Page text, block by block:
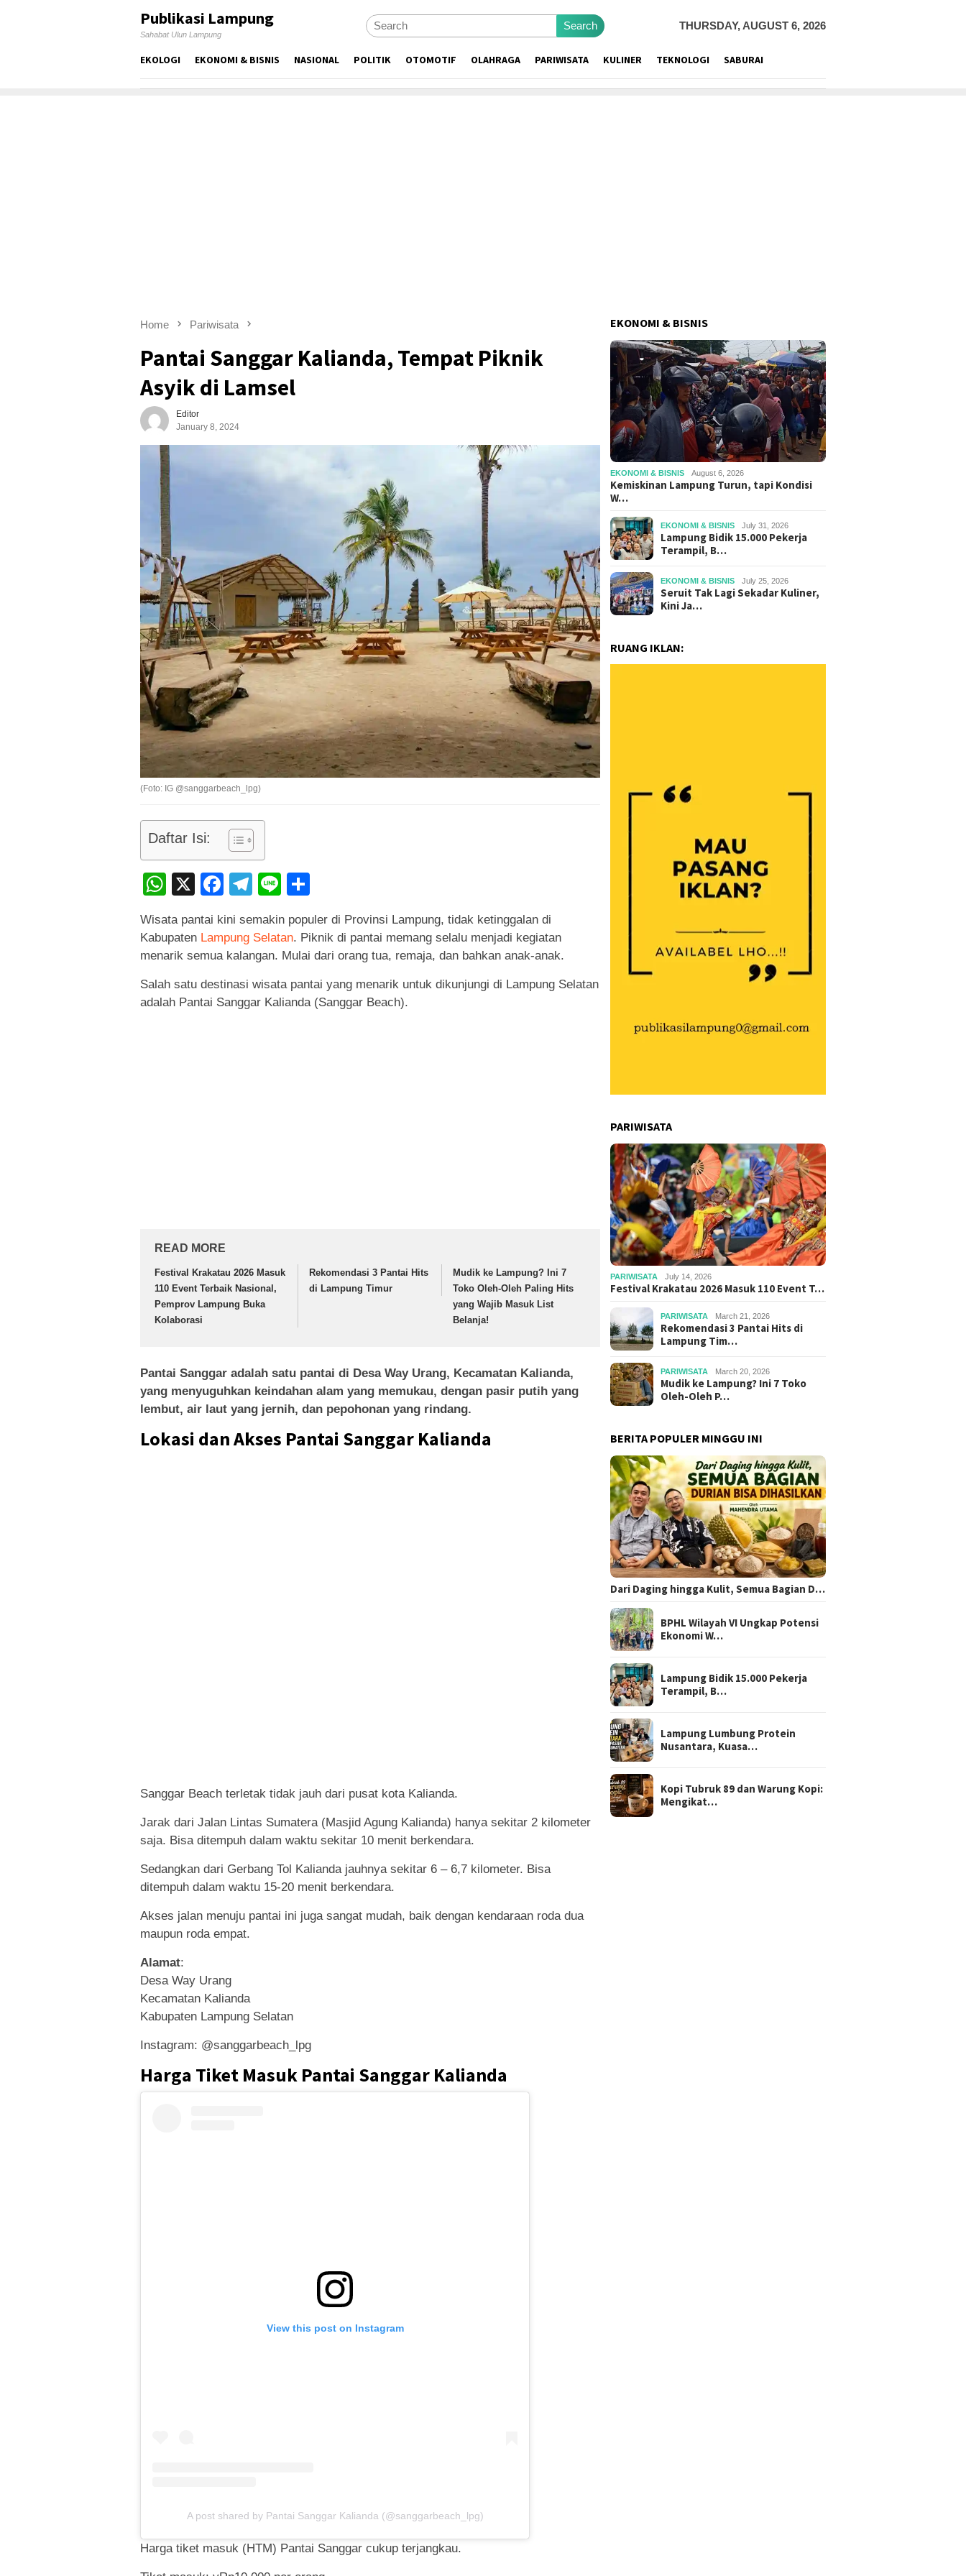
Publikasi Lampung
Sahabat Ulun Lampung
Search THURSDAY, AUGUST 6, 2026
EKOLOGI EKONOMI & BISNIS NASIONAL POLITIK OTOMOTIF OLAHRAGA PARIWISATA KULINER TEKNOLOGI SABURAI
Home Pariwisata
Pantai Sanggar Kalianda, Tempat Piknik
Asyik di Lamsel
Editor
January 8, 2024
(Foto: IG @sanggarbeach_lpg)
Daftar Isi:
WhatsApp
X Facebook
Telegram
Line
Wisata pantai kini semakin populer di Provinsi Lampung, tidak ketinggalan di
Kabupaten Lampung Selatan. Piknik di pantai memang selalu menjadi kegiatan
menarik semua kalangan. Mulai dari orang tua, remaja, dan bahkan anak-anak.
Salah satu destinasi wisata pantai yang menarik untuk dikunjungi di Lampung Selatan
adalah Pantai Sanggar Kalianda (Sanggar Beach).
READ MORE
Festival Krakatau 2026 Masuk
110 Event Terbaik Nasional,
Pemprov Lampung Buka
Kolaborasi
Rekomendasi 3 Pantai Hits
di Lampung Timur
Mudik ke Lampung? Ini 7
Toko Oleh-Oleh Paling Hits
yang Wajib Masuk List
Belanja!
Pantai Sanggar adalah satu pantai di Desa Way Urang, Kecamatan Kalianda,
yang menyuguhkan keindahan alam yang memukau, dengan pasir putih yang
lembut, air laut yang jernih, dan pepohonan yang rindang.
Lokasi dan Akses Pantai Sanggar Kalianda
Sanggar Beach terletak tidak jauh dari pusat kota Kalianda.
Jarak dari Jalan Lintas Sumatera (Masjid Agung Kalianda) hanya sekitar 2 kilometer
saja. Bisa ditempuh dalam waktu sekitar 10 menit berkendara.
Sedangkan dari Gerbang Tol Kalianda jauhnya sekitar 6 – 6,7 kilometer. Bisa
ditempuh dalam waktu 15-20 menit berkendara.
Akses jalan menuju pantai ini juga sangat mudah, baik dengan kendaraan roda dua
maupun roda empat.
Alamat:
Desa Way Urang
Kecamatan Kalianda
Kabupaten Lampung Selatan
Instagram: @sanggarbeach_lpg
Harga Tiket Masuk Pantai Sanggar Kalianda
View this post on Instagram
A post shared by Pantai Sanggar Kalianda (@sanggarbeach_lpg)
Harga tiket masuk (HTM) Pantai Sanggar cukup terjangkau.
EKONOMI & BISNIS
EKONOMI & BISNIS August 6, 2026
Kemiskinan Lampung Turun, tapi Kondisi
W…
EKONOMI & BISNIS July 31, 2026
Lampung Bidik 15.000 Pekerja
Terampil, B…
EKONOMI & BISNIS July 25, 2026
Seruit Tak Lagi Sekadar Kuliner,
Kini Ja…
RUANG IKLAN:
PARIWISATA
PARIWISATA July 14, 2026
Festival Krakatau 2026 Masuk 110 Event T…
PARIWISATA March 21, 2026
Rekomendasi 3 Pantai Hits di
Lampung Tim…
PARIWISATA March 20, 2026
Mudik ke Lampung? Ini 7 Toko
Oleh-Oleh P…
BERITA POPULER MINGGU INI
Dari Daging hingga Kulit, Semua Bagian D…
BPHL Wilayah VI Ungkap Potensi
Ekonomi W…
Lampung Bidik 15.000 Pekerja
Terampil, B…
Lampung Lumbung Protein
Nusantara, Kuasa…
Kopi Tubruk 89 dan Warung Kopi:
Mengikat…